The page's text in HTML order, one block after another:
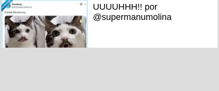
UUUUHHH!! por
@supermanumolina